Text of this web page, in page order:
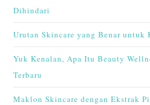
Dihindari
Urutan Skincare yang Benar
Yuk Kenalan, Apa Itu Beauty
Terbaru
Maklon Skincare dengan Ekstrak